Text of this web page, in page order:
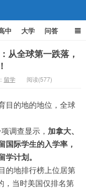
中 大学 问答
从全球第一跌落，
留学 阅读(577)
目的地的地位，全球
调查显示， 加拿大、
国际学生的入学率，
计划。
的地排行榜上位居第
，当时美国仅排名第